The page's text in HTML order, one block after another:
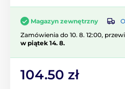
Magazyn zewnętrzny
Zamówienia do 10. 8. 12:00,
w piątek 14. 8.
104.50 zł